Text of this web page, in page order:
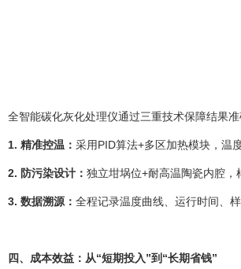
全智能碳化灰化处理仪通过三重技术保障结果
1. 精准控温： 采用PID算法+多区加热模块，温
2. 防污染设计： 独立坩埚位+耐高温陶瓷内腔，
3. 数据溯源： 全程记录温度曲线、运行时间、
四、成本效益：从“短期投入”到“长期省钱”